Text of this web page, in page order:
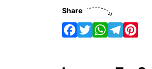
Share
F
T
W
T